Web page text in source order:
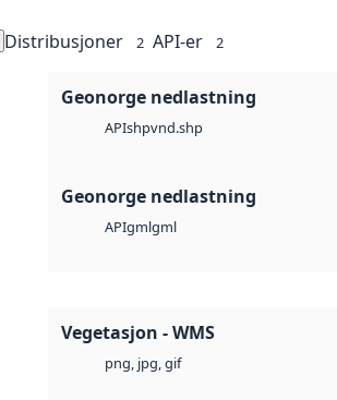
Distribusjoner 2 API-er 2
Geonorge nedlastning
APIshpvnd.shp
Geonorge nedlastning
APIgmlgml
Vegetasjon - WMS
png, jpg, gif